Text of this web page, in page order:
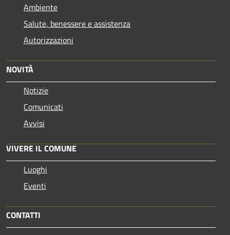
Ambiente
Salute, benessere e assistenza
Autorizzazioni
NOVITÀ
Notizie
Comunicati
Avvisi
VIVERE IL COMUNE
Luoghi
Eventi
CONTATTI